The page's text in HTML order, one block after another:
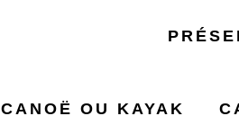
CANOË OU KAYAK